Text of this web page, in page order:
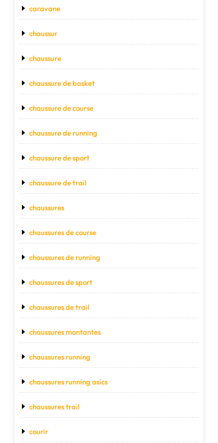
caravane
chaussur
chaussure
chaussure de basket
chaussure de course
chaussure de running
chaussure de sport
chaussure de trail
chaussures
chaussures de course
chaussures de running
chaussures de sport
chaussures de trail
chaussures montantes
chaussures running
chaussures running asics
chaussures trail
courir